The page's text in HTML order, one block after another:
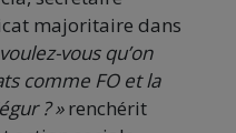
majoritaire dans
vous qu’on
comme FO et la
? »renchérit